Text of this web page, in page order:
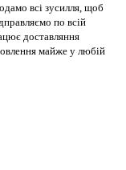
всі зусилля, щоб
по всій
доставляння
майже у любій